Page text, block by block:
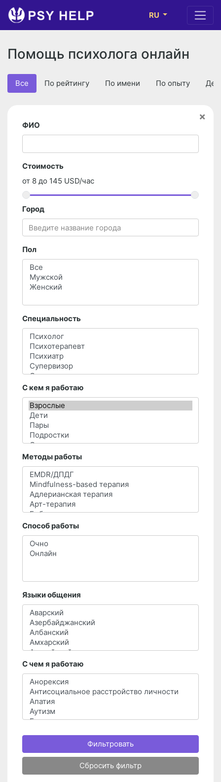
RU
Помощь психолога онлайн
Все По рейтингу По имени По опыту
×
ФИО
Стоимость
от 8 до 145 USD/час
Город
Пол
Специальность
С кем я работаю
Методы работы
Способ работы
Языки общения
С чем я работаю
Фильтровать
Сбросить фильтр